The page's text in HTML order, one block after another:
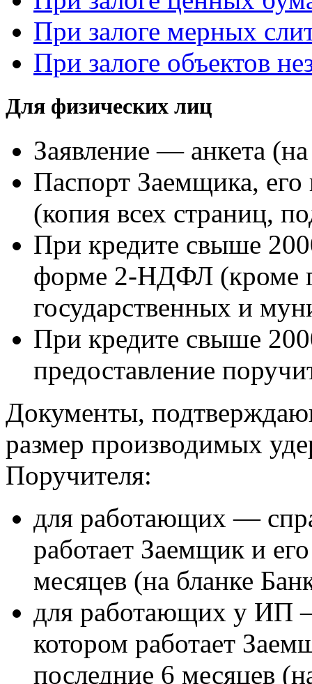
При залоге мерных
При залоге объектов
Для физических лиц
Заявление — анкета
Паспорт Заемщика, его
(копия всех страниц,
При кредите свыше
форме 2-НДФЛ (кроме
государственных и
При кредите свыше
предоставление
Документы,
размер производимых
Поручителя:
для работающих —
работает Заемщик и
месяцев (на бланке
для работающих у ИП
котором работает
последние 6 месяцев